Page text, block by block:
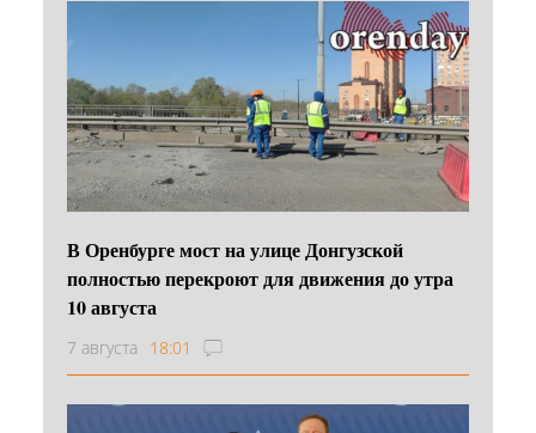
В Оренбурге мост на улице Донгузской
полностью перекроют для движения до утра
10 августа
7 августа 18:01